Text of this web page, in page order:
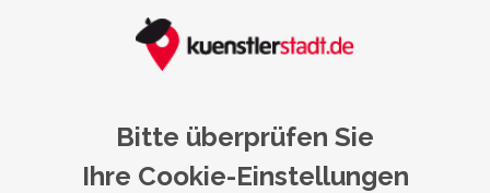
Bitte überprüfen Sie
Ihre Cookie-Einstellungen